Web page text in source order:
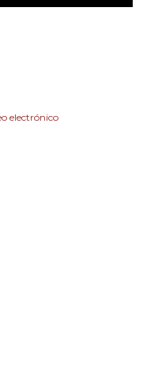
electrónico